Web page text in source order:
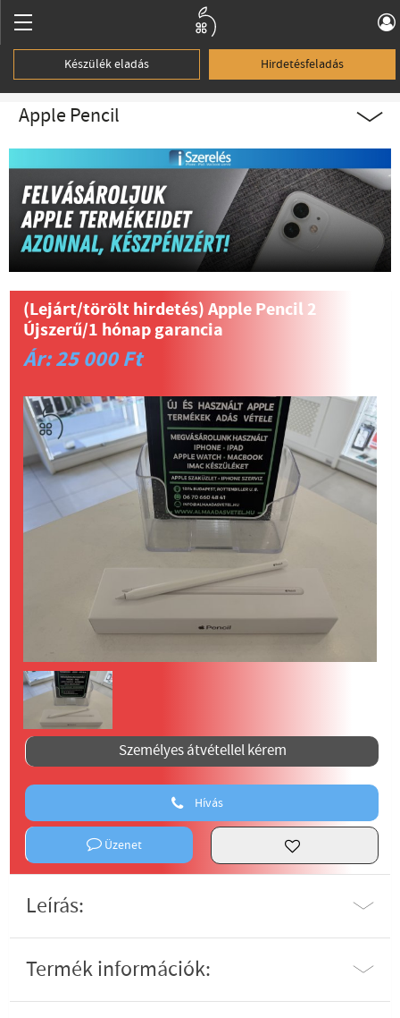
Készülék eladás Hirdetésfeladás
Apple Pencil
(Lejárt/törölt hirdetés)Apple Pencil 2
Újszerű/1 hónap garancia
Ár: 25 000 Ft
Személyes átvétellel kérem
Hívás
Üzenet
Leírás:
Termék információk: